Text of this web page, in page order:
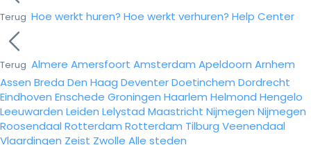
Terug Hoe werkt huren? Hoe werkt verhuren? Help Center
Terug Almere Amersfoort Amsterdam Apeldoorn Arnhem
Assen Breda Den Haag DeventerDoetinchem Dordrecht
Eindhoven Enschede Groningen Haarlem Helmond Hengelo
Leeuwarden Leiden Lelystad Maastricht Nijmegen Nijmegen
Roosendaal Rotterdam Rotterdam Tilburg Veenendaal
Vlaardingen Zeist Zwolle Alle steden